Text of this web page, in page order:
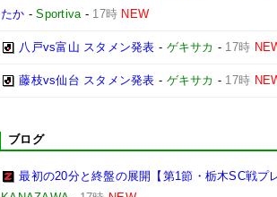
たか -Sportiva- 17時 NEW
八戸vs富山 スタメン発表 - ゲキサカ - 17時
藤枝vs仙台 スタメン発表 - ゲキサカ - 17時
ブログ
最初の20分と終盤の展開【第1節・栃木SC戦プ